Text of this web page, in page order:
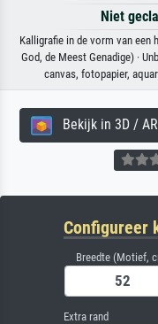
Niet
Kalligrafie in de vorm van een
God, de Meest Genadige) ·
canvas, fotopapier,
Bekijk in 3D / AR
Configureer
Breedte (Motief,
Extra rand